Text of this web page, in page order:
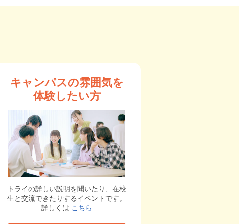
キャンパスの雰囲気を
体験したい方
トライの詳しい説明を聞いたり、在校
生と交流できたりするイベントです。
詳しくは こちら